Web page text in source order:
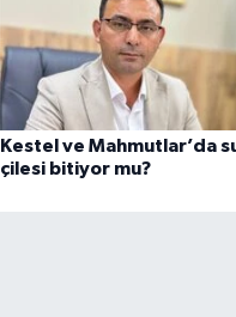
Kestel ve Mahmutlar’da
çilesi bitiyor mu?